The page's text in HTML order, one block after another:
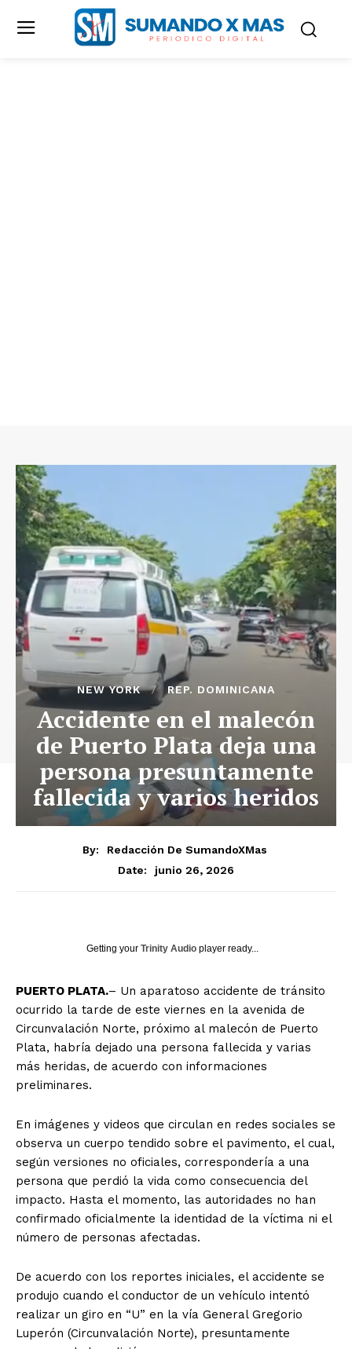
NEW YORK REP. DOMINICANA
Accidente en el malecón
de Puerto Plata deja una
persona presuntamente
fallecida y varios heridos
By:
Redacción De SumandoXMas
Date:
junio 26, 2026
Getting your Trinity Audio player ready...
PUERTO PLATA.– Un aparatoso accidente de tránsito
ocurrido la tarde de este viernes en la avenida de
Circunvalación Norte, próximo al malecón de Puerto
Plata, habría dejado una persona fallecida y varias
más heridas, de acuerdo con informaciones
preliminares.
En imágenes y videos que circulan en redes sociales se
observa un cuerpo tendido sobre el pavimento, el cual,
según versiones no oficiales, correspondería a una
persona que perdió la vida como consecuencia del
impacto. Hasta el momento, las autoridades no han
confirmado oficialmente la identidad de la víctima ni el
número de personas afectadas.
De acuerdo con los reportes iniciales, el accidente se
produjo cuando el conductor de un vehículo intentó
realizar un giro en “U” en la vía General Gregorio
Luperón (Circunvalación Norte), presuntamente